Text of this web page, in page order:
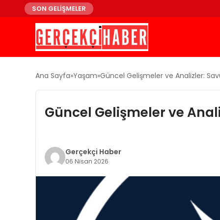
SON GELİŞMELER
Ana Sayfa Yaşam Güncel Gelişmeler ve Analizler:
Güncel Gelişmeler ve
Gerçekçi Haber
06 Nisan 2026